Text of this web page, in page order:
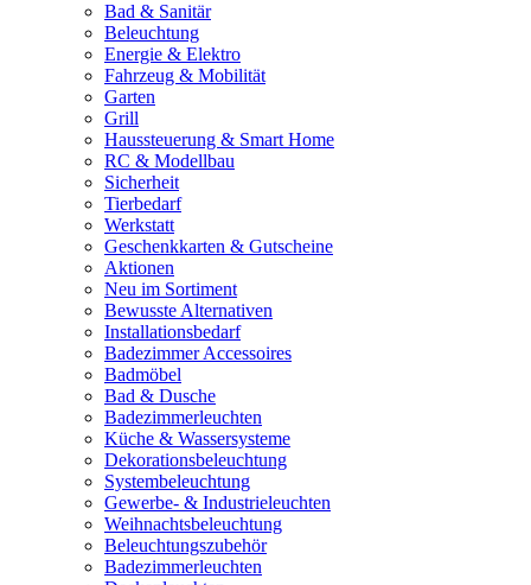
Bad & Sanitär
Beleuchtung
Energie & Elektro
Fahrzeug & Mobilität
Garten
Grill
Haussteuerung & Smart Home
RC & Modellbau
Sicherheit
Tierbedarf
Werkstatt
Geschenkkarten & Gutscheine
Aktionen
Neu im Sortiment
Bewusste Alternativen
Installationsbedarf
Badezimmer Accessoires
Badmöbel
Bad & Dusche
Badezimmerleuchten
Küche & Wassersysteme
Dekorationsbeleuchtung
Systembeleuchtung
Gewerbe- & Industrieleuchten
Weihnachtsbeleuchtung
Beleuchtungszubehör
Badezimmerleuchten